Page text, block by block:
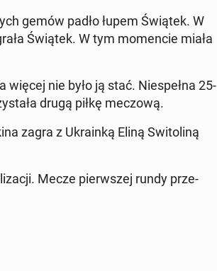
gemów padło łupem Świątek. W
Świątek. W tym mo­men­cie miała
nie było ją stać. Niespeł­na 25-
drugą piłkę meczową.
zagra z Ukrainką Eliną Switoliną
Mecze pier­wszej rundy prze­